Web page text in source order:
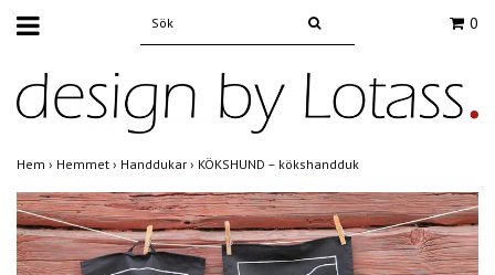
0
Hem › Hemmet › Handdukar › KÖKSHUND – kökshandduk